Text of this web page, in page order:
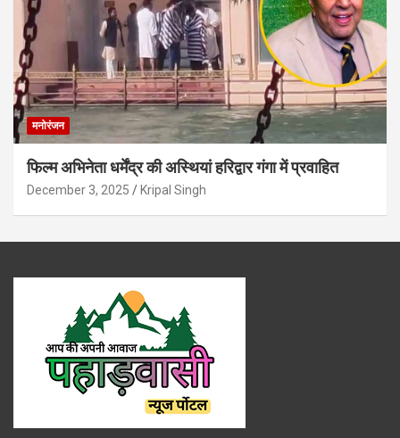
मनोरंजन
फिल्म अभिनेता धर्मेंद्र की अस्थियां हरिद्वार गंगा में प्रवाहित
December 3, 2025 Kripal Singh